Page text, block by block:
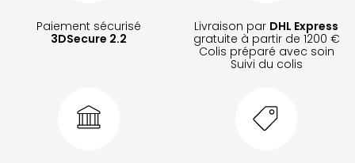
Paiement sécurisé
3DSecure 2.2
Livraison par DHL Express
gratuite à partir de 1200 €
Colis préparé avec soin
Suivi du colis